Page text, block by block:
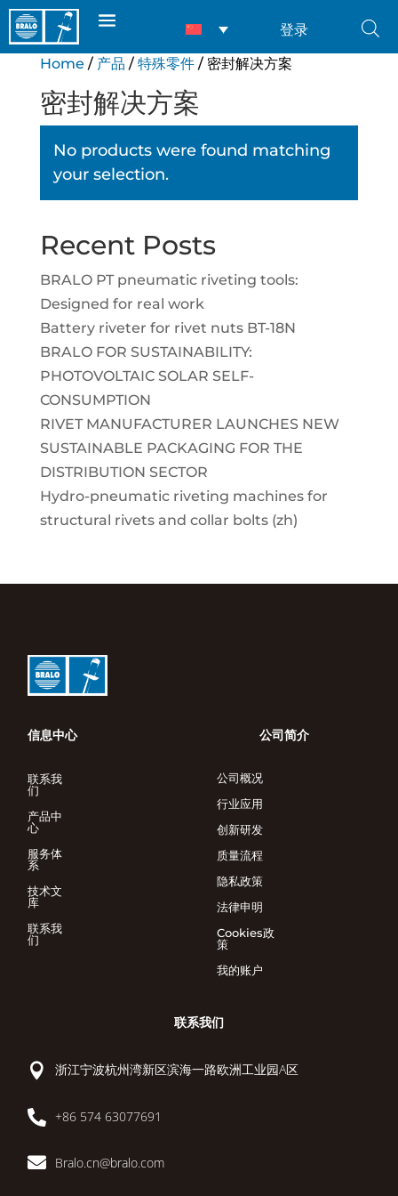
登录
Home / 产品 / 特殊零件/ 密封解决方案
密封解决方案
No products were found matching
your selection.
Recent Posts
BRALO PT pneumatic riveting tools:
Designed for real work
Battery riveter for rivet nuts BT-18N
BRALO FOR SUSTAINABILITY:
PHOTOVOLTAIC SOLAR SELF-
CONSUMPTION
RIVET MANUFACTURER LAUNCHES NEW
SUSTAINABLE PACKAGING FOR THE
DISTRIBUTION SECTOR
Hydro-pneumatic riveting machines for
structural rivets and collar bolts (zh)
信息中心
联系我
们
产品中
心
服务体
系
技术文
库
联系我
们
公司简介
公司概况
行业应用
创新研发
质量流程
隐私政策
法律申明
Cookies政
策
我的账户
联系我们
 浙江宁波杭州湾新区滨海一路欧洲工业园A区
 +86 574 63077691
 Bralo.cn@bralo.com